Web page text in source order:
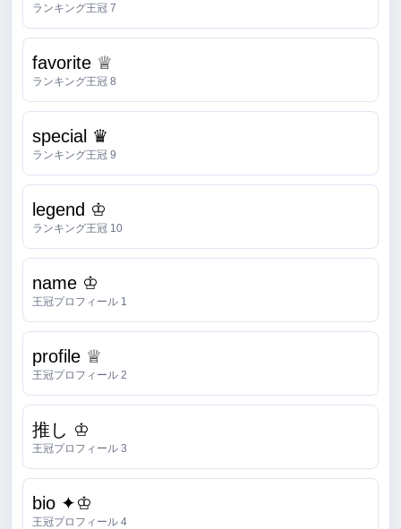
ランキング王冠 7
favorite ♕
ランキング王冠 8
special ♛
ランキング王冠 9
legend ♔
ランキング王冠 10
name ♔
王冠プロフィール 1
profile ♕
王冠プロフィール 2
推し ♔
王冠プロフィール 3
bio ✦♔
王冠プロフィール 4